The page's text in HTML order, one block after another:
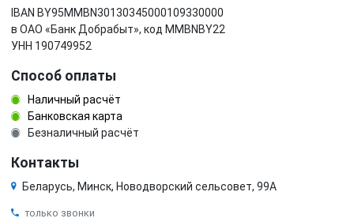
IBAN BY95MMBN30130345000109330000
в ОАО «Банк Добрабыт», код MMBNBY22
УНН 190749952
Способ оплаты
Наличный расчёт
Банковская карта
Безналичный расчёт
Контакты
Беларусь, Минск, Новодворский сельсовет, 99А
только звонки